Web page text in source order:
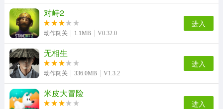
对峙2
动作闯关 1.1MB V0.32.0
进入
无相生
动作闯关 336.0MB V1.3.2
进入
米皮大冒险
进入